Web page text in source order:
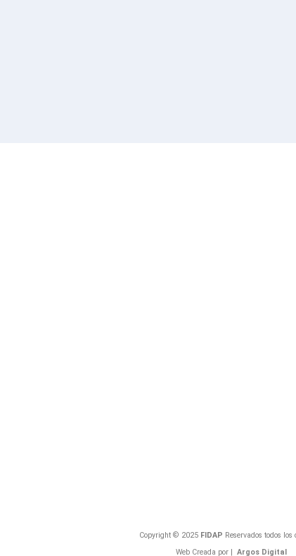
Copyright © 2025 FIDAP Reservados todos los
Web Creada por | Argos Digital